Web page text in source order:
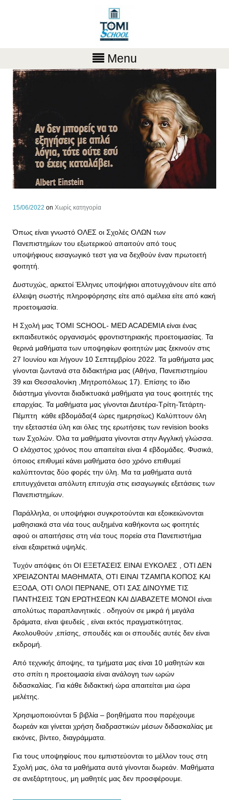
Menu
15/06/2022 on Χωρίς κατηγορία
Όπως είναι γνωστό ΟΛΕΣ οι Σχολές ΟΛΩΝ των
Πανεπιστημίων του εξωτερικού απαιτούν από τους
υποψήφιους εισαγωγικό τεστ για να δεχθούν έναν πρωτοετή
φοιτητή.
Δυστυχώς, αρκετοί Έλληνες υποψήφιοι αποτυγχάνουν είτε από
έλλειψη σωστής πληροφόρησης είτε από αμέλεια είτε από κακή
προετοιμασία.
Η Σχολή μας TOMI SCHOOL- MED ACADEMIA είναι ένας
εκπαιδευτικός οργανισμός φροντιστηριακής προετοιμασίας. Τα
θερινά μαθήματα των υποψηφίων φοιτητών μας ξεκινούν στις
27 Ιουνίου και λήγουν 10 Σεπτεμβρίου 2022. Τα μαθήματα μας
γίνονται ζωντανά στα διδακτήρια μας (Αθήνα, Πανεπιστημίου
39 και Θεσσαλονίκη ,Μητροπόλεως 17). Επίσης το ίδιο
διάστημα γίνονται διαδικτυακά μαθήματα για τους φοιτητές της
επαρχίας. Τα μαθήματα μας γίνονται Δευτέρα-Τρίτη-Τετάρτη-
Πέμπτη κάθε εβδομάδα(4 ώρες ημερησίως) Καλύπτουν όλη
την εξεταστέα ύλη και όλες της ερωτήσεις των revision books
των Σχολών. Όλα τα μαθήματα γίνονται στην Αγγλική γλώσσα.
Ο ελάχιστος χρόνος που απαιτείται είναι 4 εβδομάδες. Φυσικά,
όποιος επιθυμεί κάνει μαθήματα όσο χρόνο επιθυμεί
καλύπτοντας δύο φορές την ύλη. Μα τα μαθήματα αυτά
επιτυγχάνεται απόλυτη επιτυχία στις εισαγωγικές εξετάσεις των
Πανεπιστημίων.
Παράλληλα, οι υποψήφιοι συγκροτούνται και εξοικειώνονται
μαθησιακά στα νέα τους αυξημένα καθήκοντα ως φοιτητές
αφού οι απαιτήσεις στη νέα τους πορεία στα Πανεπιστήμια
είναι εξαιρετικά υψηλές.
Τυχόν απόψεις ότι ΟΙ ΕΞΕΤΑΣΕΙΣ ΕΙΝΑΙ ΕΥΚΟΛΕΣ , ΟΤΙ ΔΕΝ
ΧΡΕΙΑΖΟΝΤΑΙ ΜΑΘΗΜΑΤΑ, ΟΤΙ ΕΙΝΑΙ ΤΖΑΜΠΑ ΚΟΠΟΣ ΚΑΙ
ΕΞΟΔΑ, ΟΤΙ ΟΛΟΙ ΠΕΡΝΑΝΕ, ΟΤΙ ΣΑΣ ΔΙΝΟΥΜΕ ΤΙΣ
ΠΑΝΤΗΣΕΙΣ ΤΩΝ ΕΡΩΤΗΣΕΩΝ ΚΑΙ ΔΙΑΒΑΖΕΤΕ ΜΟΝΟΙ είναι
απολύτως παραπλανητικές . οδηγούν σε μικρά ή μεγάλα
δράματα, είναι ψευδείς , είναι εκτός πραγματικότητας.
Ακολουθούν ,επίσης, σπουδές και οι σπουδές αυτές δεν είναι
εκδρομή.
Από τεχνικής άποψης, τα τμήματα μας είναι 10 μαθητών και
στο σπίτι η προετοιμασία είναι ανάλογη των ωρών
διδασκαλίας. Για κάθε διδακτική ώρα απαιτείται μια ώρα
μελέτης.
Χρησιμοποιούνται 5 βιβλία – βοηθήματα που παρέχουμε
δωρεάν και γίνεται χρήση διαδραστικών μέσων διδασκαλίας με
εικόνες, βίντεο, διαγράμματα.
Για τους υποψηφίους που εμπιστεύονται το μέλλον τους στη
Σχολή μας, όλα τα μαθήματα αυτά γίνονται δωρεάν. Μαθήματα
σε ανεξάρτητους, μη μαθητές μας δεν προσφέρουμε.